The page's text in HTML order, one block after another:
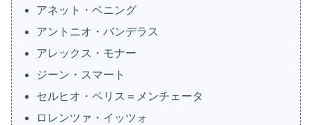
アネット・ベニング
アントニオ・バンデラス
アレックス・モナー
ジーン・スマート
セルヒオ・ペリス＝メンチェータ
ロレンツァ・イッツォ